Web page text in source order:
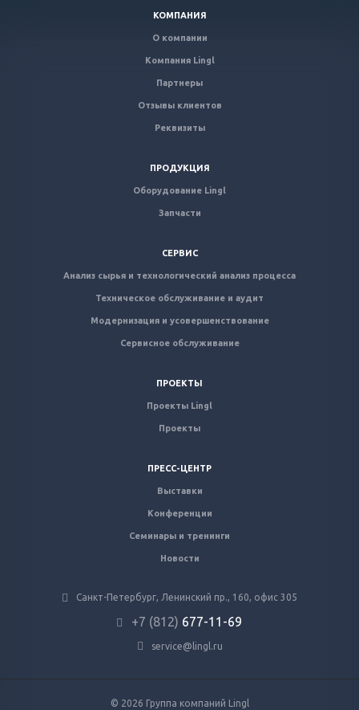
КОМПАНИЯ
О компании
Компания Lingl
Партнеры
Отзывы клиентов
Реквизиты
ПРОДУКЦИЯ
Оборудование Lingl
Запчасти
СЕРВИС
Анализ сырья и технологический анализ процесса
Техническое обслуживание и аудит
Модернизация и усовершенствование
Сервисное обслуживание
ПРОЕКТЫ
Проекты Lingl
Проекты
ПРЕСС-ЦЕНТР
Выставки
Конференции
Семинары и тренинги
Новости
Санкт-Петербург, Ленинский пр., 160, офис 305
+7 (812) 677-11-69
service@lingl.ru
© 2026 Группа компаний Lingl